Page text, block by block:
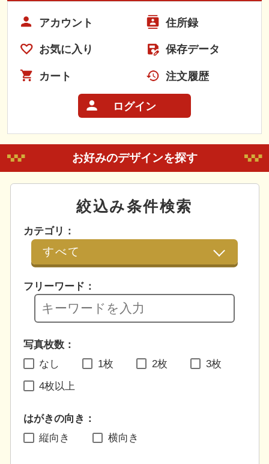
アカウント 住所録
お気に入り 保存データ
カート 注文履歴
ログイン
お好みのデザインを探す
絞込み条件検索
カテゴリ：
フリーワード：
写真枚数：
なし
1枚 2枚 3枚
4枚以上
はがきの向き：
縦向き
横向き